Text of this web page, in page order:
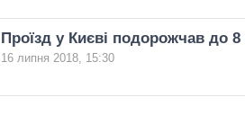
Проїзд у Києві подорожчав до
16 липня 2018, 15:30